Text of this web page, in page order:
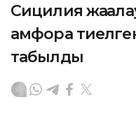
Сицилия
амфора
табылды